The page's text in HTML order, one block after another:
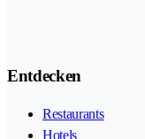
Entdecken
Restaurants
Hotels